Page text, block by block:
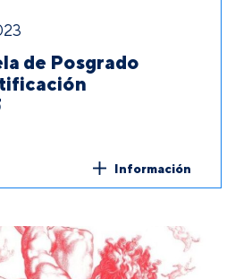
de Posgrado
Información